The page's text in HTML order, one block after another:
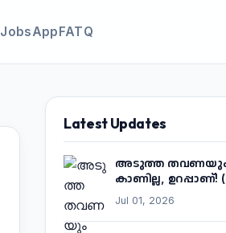
JobsAppFATQ
Latest Updates
അടുത്ത തവണയും
കാണില്ല,
Jul 01, 2026